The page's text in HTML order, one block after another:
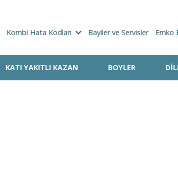
Kombi Hata Kodları Bayiler ve Servisler Emko
KATI YAKITLI KAZAN BOYLER